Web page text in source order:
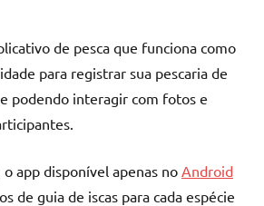
de pesca que funciona como
para registrar sua pescaria de
podendo interagir com fotos e
app disponível apenas no Android
de guia de iscas para cada espécie